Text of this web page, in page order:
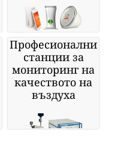
Професионални
станции за
мониторинг на
качеството на
въздуха